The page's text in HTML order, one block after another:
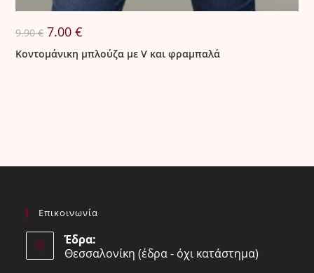
9.90€ Original
price
was:
9.90 €.
7.00€
τιμή
είναι:
Κοντομάνικη μπλούζα με V και φραμπαλά
Επικοινωνία
Έδρα:
Θεσσαλονίκη (έδρα - όχι κατάστημα)